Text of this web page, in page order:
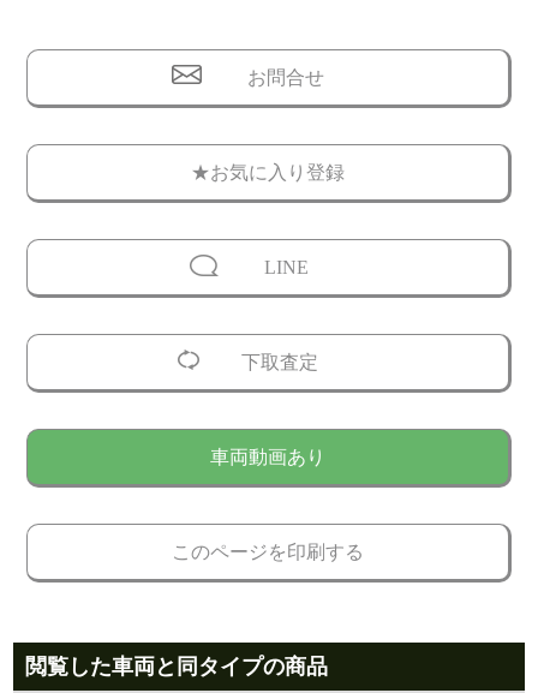
お問合せ
★お気に入り登録
LINE
下取査定
車両動画あり
このページを印刷する
閲覧した車両と同タイプの商品